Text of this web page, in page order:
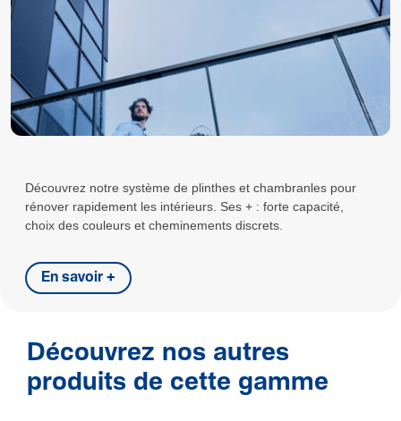
Découvrez notre système de plinthes et chambranles pour
rénover rapidement les intérieurs. Ses + : forte capacité,
choix des couleurs et cheminements discrets.
En savoir +
Découvrez nos autres
produits de cette gamme